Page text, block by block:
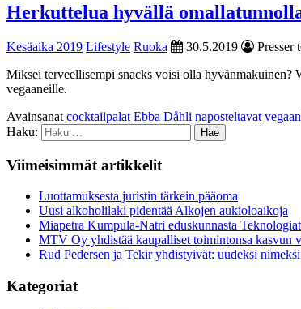
Herkuttelua hyvällä
Kesäaika 2019 Lifestyle Ruoka 30.5.2019
Presser
Miksei terveellisempi snacks voisi olla hyvänmakuinen?
vegaaneille.
Avainsanat cocktailpalat Ebba Dåhli naposteltavat
Haku:
Viimeisimmät artikkelit
Luottamuksesta juristin tärkein pääoma
Uusi alkoholilaki pidentää Alkojen aukioloaikoja
Miapetra Kumpula-Natri eduskunnasta
MTV Oy yhdistää kaupalliset toimintonsa kasvun
Rud Pedersen ja Tekir yhdistyivät: uudeksi
Kategoriat